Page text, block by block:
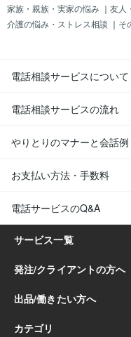
家族・親族・実家の悩み ｜ 友人
介護の悩み・ストレス相談 ｜ そ
電話相談サービスについて
電話相談サービスの流れ
やりとりのマナーと会話例
お支払い方法・手数料
電話サービスのQ&A